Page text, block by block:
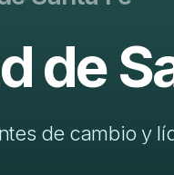
de
de cambio y